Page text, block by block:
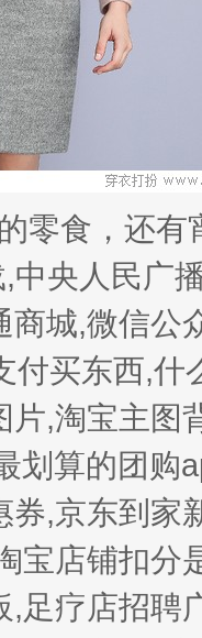
食，还有
中央人民广
商城,微信公
付买东西,什
片,淘宝主图
划算的团购
券,京东到家
宝店铺扣分
,足疗店招聘